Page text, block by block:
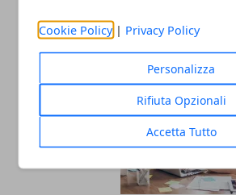
Cookie Policy | Privacy Policy
Personalizza
Rifiuta Opzionali
Accetta Tutto
tecnologia, creatività e
12/05/2025